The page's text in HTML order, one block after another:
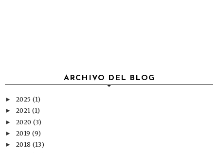
ARCHIVO DEL BLOG
► 2025 (1)
► 2021 (1)
► 2020 (3)
► 2019 (9)
► 2018 (13)